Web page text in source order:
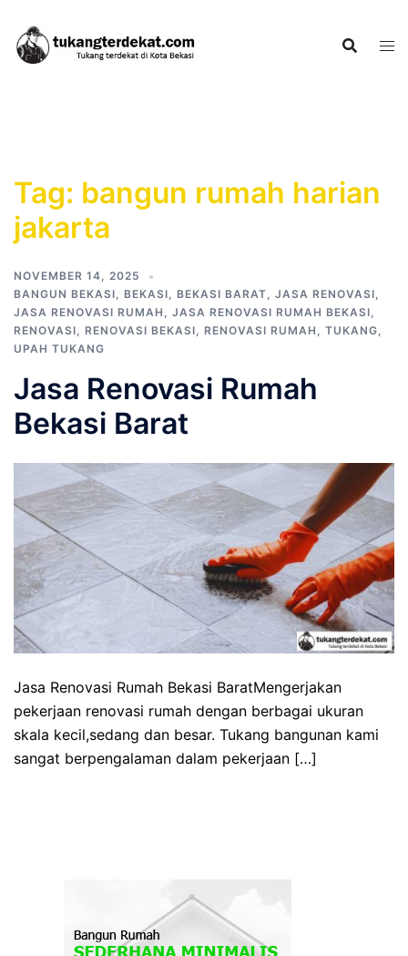
content
Tag: bangun rumah harian
jakarta
NOVEMBER 14, 2025
BANGUN BEKASI, BEKASI, BEKASI BARAT, JASA RENOVASI,
JASA RENOVASI RUMAH , JASA RENOVASI RUMAH BEKASI,
RENOVASI, RENOVASI BEKASI, RENOVASI RUMAH , TUKANG,
UPAH TUKANG
Jasa Renovasi Rumah
Bekasi Barat
Jasa Renovasi Rumah Bekasi BaratMengerjakan
pekerjaan renovasi rumah dengan berbagai ukuran
skala kecil,sedang dan besar. Tukang bangunan kami
sangat berpengalaman dalam pekerjaan […]